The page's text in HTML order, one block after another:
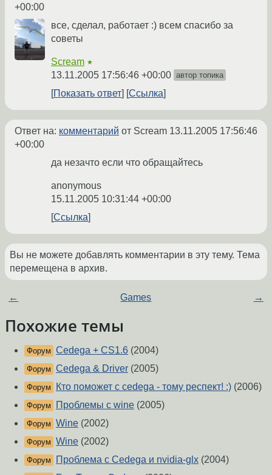
+00:00
все, сделал, работает :) всем спасибо за
советы
Scream ★
13.11.2005 17:56:46 +00:00 автор топика
Показать ответ Ссылка
Ответ на: комментарий от Scream 13.11.2005 17:56:46
+00:00
да незачто если что обращайтесь
anonymous
15.11.2005 10:31:44 +00:00
Ссылка
Вы не можете добавлять комментарии в эту тему. Тема
перемещена в архив.
← Games →
Похожие темы
Форум Cedega + CS1.6 (2004)
Форум Cedega & Driver (2005)
Форум Кто поможет с cedega - тому респект! :) (2006)
Форум Проблемы с wine (2005)
Форум Wine (2002)
Форум Wine (2002)
Форум Проблема с Cedega и nvidia-glx (2004)